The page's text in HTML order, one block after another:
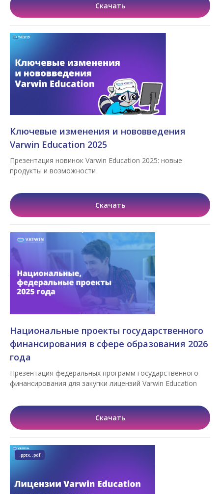
Скачать
Ключевые изменения и нововведения
Varwin Education 2025
Презентация новинок Varwin Education 2025: новые
продукты и возможности
Скачать
Национальные проекты государственного
финансирования в сфере образования 2026
года
Презентация федеральных программ государственного
финансирования для закупки лицензий Varwin Education
Скачать
.pptx, .pdf